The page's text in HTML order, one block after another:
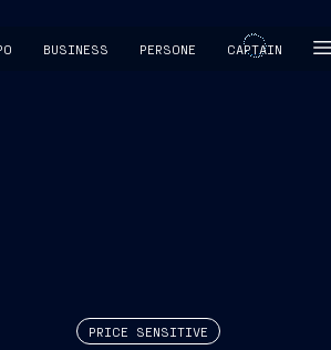
BUSINESS PERSONE CAPTAIN
CAPTAIN
PRICE SENSITIVE